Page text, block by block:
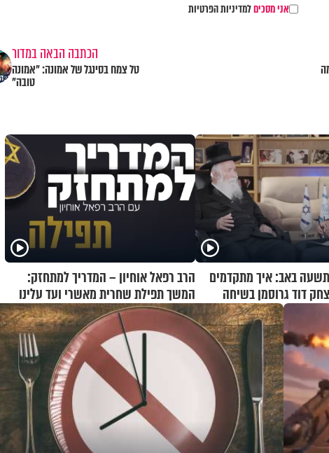
אני מסכיםלמדיניות הפרטיות
הכתבה הבאה במדור
טל צמח בסינגל של אמונה: "אמונה
טובה"
באב: איך מתקדמים
דוד גרוסמן בשיחה
הרב רפאל אוחיון – המדריך למתחזק:
המשך תפילת שחרית מאשרי ועד עלינו